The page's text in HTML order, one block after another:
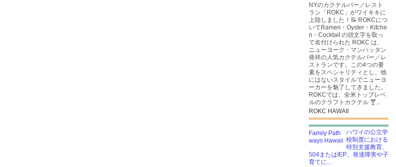
NYのカクテルバー／レスト
ラン「ROKC」がワイキキに
上陸しました！📝 ROKCにつ
いてRamen・Oyster・Kitche
n・Cocktail の頭文字を取っ
て名付けられた ROKC は、
ニューヨーク・マンハッタン
発祥の人気カクテルバー／レ
ストランです。この4つの要
素をスペシャリティとし、他
にはないスタイルでニューヨ
ーカーを魅了してきました。
ROKCでは、全米トップレベ
ルのクラフトカクテル 🍸...
ROKC HAWAII
ハワイの公立学
校制度における
特別支援教育、
504またはIEP、発達障害や子
育てに...